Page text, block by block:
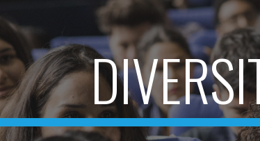
Skip to main content